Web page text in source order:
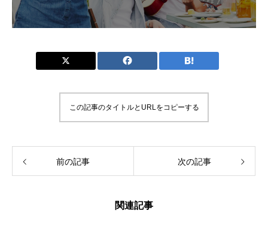
この記事のタイトルとURLをコピーする
前の記事 次の記事
関連記事